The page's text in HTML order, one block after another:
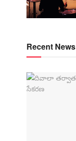
Recent News